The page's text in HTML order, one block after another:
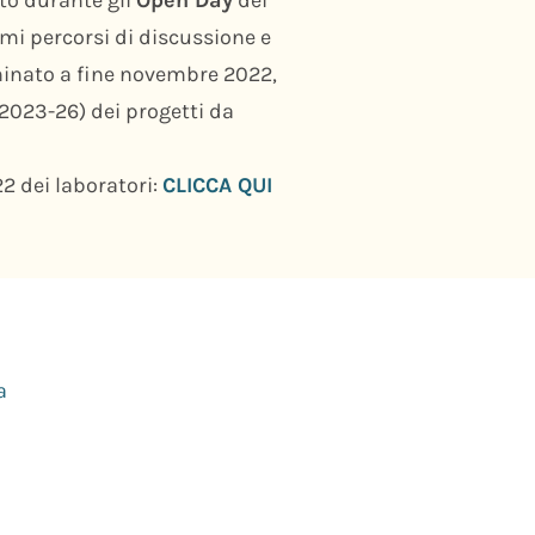
percorsi di discussione e
a fine novembre 2022,
26) dei progetti da
dei laboratori: CLICCA QUI